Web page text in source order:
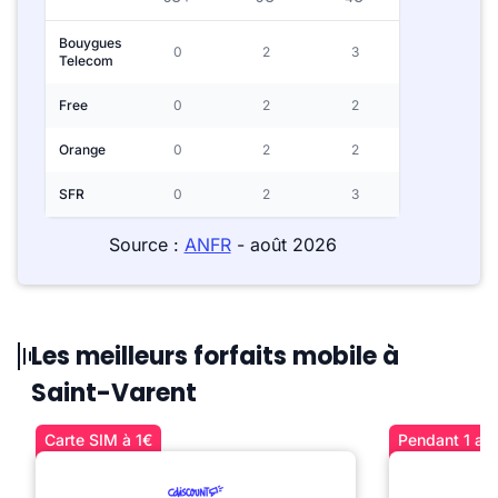
Bouygues
Telecom
0 2 3
Free 0 2 2
Orange 0 2 2
SFR 0 2 3
Source : ANFR- août 2026
Les meilleurs forfaits mobile à
Saint-Varent
Carte SIM à 1€ Pendant 1